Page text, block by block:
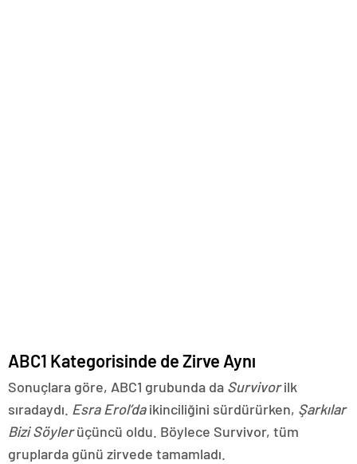
ABC1 Kategorisinde de Zirve Aynı
Sonuçlara göre, ABC1 grubunda da Survivorilk
sıradaydı. Esra Erol’daikinciliğini sürdürürken, Şarkılar
Bizi Söylerüçüncü oldu. Böylece Survivor, tüm
gruplarda günü zirvede tamamladı.